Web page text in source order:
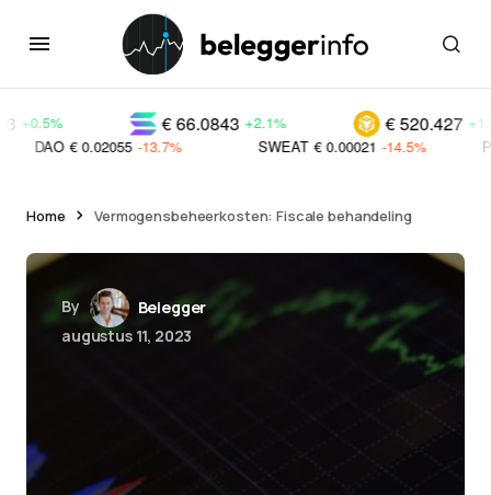
€ 520.427 +1.1%
€ 66.0843 +2.1%
PNDC
€
€ 0.00021 -14.5%
0.02055 -13.7%
Home Vermogensbeheerkosten: Fiscale behandeling
By
Belegger
augustus 11, 2023